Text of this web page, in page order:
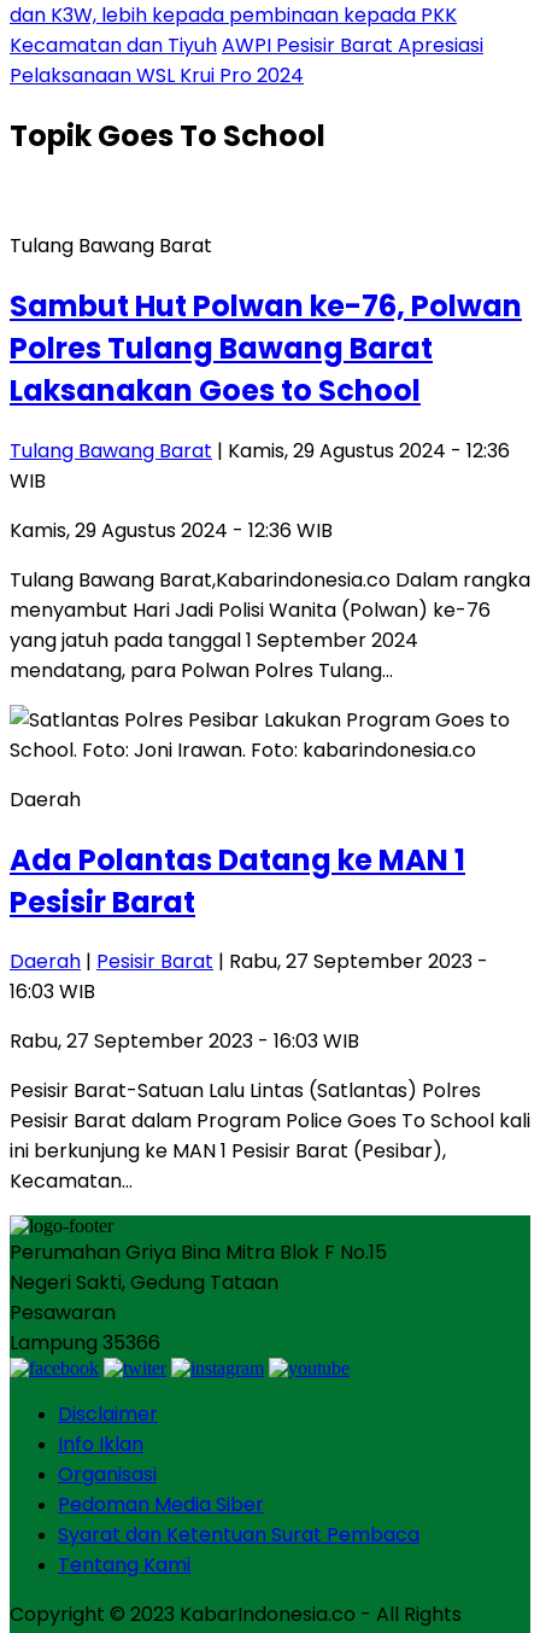
dan K3W, lebih kepada pembinaan kepada PKK
Kecamatan dan TiyuhAWPI Pesisir Barat Apresiasi
Pelaksanaan WSL Krui Pro 2024
TopikGoes To School
Tulang Bawang Barat
Sambut Hut Polwan ke-76, Polwan
Polres Tulang Bawang Barat
Laksanakan Goes to School
Tulang Bawang Barat | Kamis, 29 Agustus 2024 - 12:36
WIB
Kamis, 29 Agustus 2024 - 12:36 WIB
Tulang Bawang Barat,Kabarindonesia.co Dalam rangka
menyambut Hari Jadi Polisi Wanita (Polwan) ke-76
yang jatuh pada tanggal 1 September 2024
mendatang, para Polwan Polres Tulang…
Daerah
Ada Polantas Datang ke MAN 1
Pesisir Barat
Daerah | Pesisir Barat | Rabu, 27 September 2023 -
16:03 WIB
Rabu, 27 September 2023 - 16:03 WIB
Pesisir Barat-Satuan Lalu Lintas (Satlantas) Polres
Pesisir Barat dalam Program Police Goes To School kali
ini berkunjung ke MAN 1 Pesisir Barat (Pesibar),
Kecamatan…
Perumahan Griya Bina Mitra Blok F No.15
Negeri Sakti, Gedung Tataan
Pesawaran
Lampung 35366
Disclaimer
Info Iklan
Organisasi
Pedoman Media Siber
Syarat dan Ketentuan Surat Pembaca
Tentang Kami
Copyright © 2023 KabarIndonesia.co - All Rights